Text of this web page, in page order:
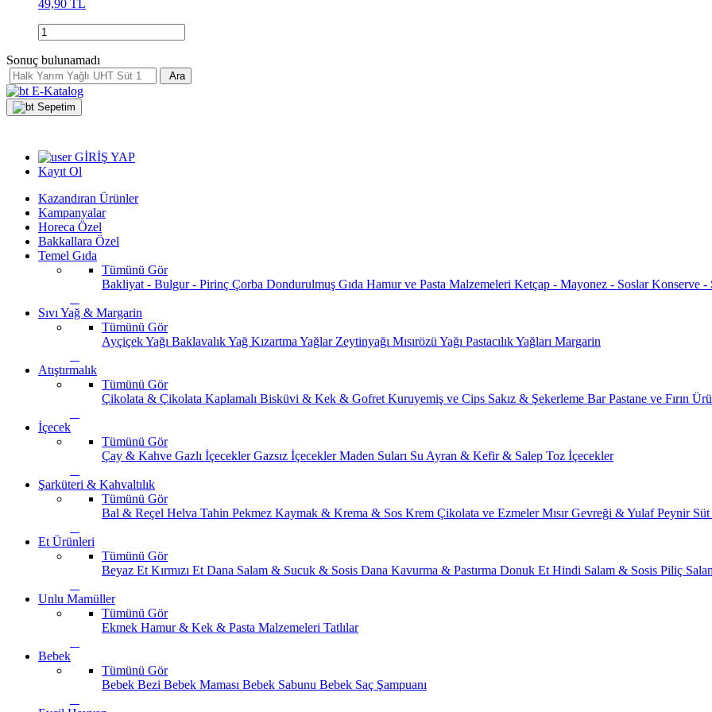
49,90 TL
Sonuç bulunamadı
Ara
E-Katalog
Sepetim
GİRİŞ YAP
Kayıt Ol
Kazandıran Ürünler
Kampanyalar
Horeca Özel
Bakkallara Özel
Temel Gıda
Tümünü Gör
Bakliyat - Bulgur - Pirinç Çorba Dondurulmuş Gıda Hamur ve Pasta Malzemeleri Ketçap - Mayonez - SoslarKonserve -
Sıvı Yağ & Margarin
Tümünü Gör
Ayçiçek Yağı Baklavalık Yağ Kızartma Yağlar Zeytinyağı Mısırözü Yağı Pastacılık Yağları Margarin
Atıştırmalık
Tümünü Gör
Çikolata & Çikolata Kaplamalı Bisküvi & Kek & Gofret Kuruyemiş ve Cips Sakız & Şekerleme BarPastane ve Fırın
İçecek
Tümünü Gör
Çay & Kahve Gazlı İçeceklerGazsız İçeceklerMaden Suları Su Ayran & Kefir & Salep Toz İçecekler
Şarküteri & Kahvaltılık
Tümünü Gör
Bal & Reçel Helva Tahin Pekmez Kaymak & Krema & Sos Krem Çikolata ve EzmelerMısır Gevreği & YulafPeynir
Et Ürünleri
Tümünü Gör
Beyaz Et Kırmızı Et Dana Salam & Sucuk & Sosis Dana Kavurma & Pastırma Donuk Et Hindi Salam & Sosis Piliç
Unlu Mamüller
Tümünü Gör
Ekmek Hamur & Kek & Pasta Malzemeleri Tatlılar
Bebek
Tümünü Gör
Bebek Bezi Bebek Maması Bebek Sabunu Bebek Saç Şampuanı